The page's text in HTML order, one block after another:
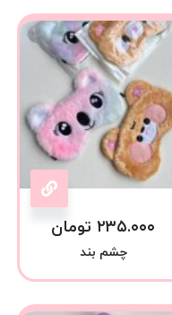
۲۳۵.۰۰۰ تومان
چشم بند